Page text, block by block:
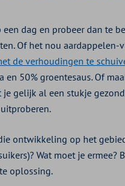
dag en probeer dan te
Of het nou
de verhoudingen te
en 50% groentesaus. Of
gelijk al een stukje
uitproberen.
ontwikkeling op het
Wat moet je
oplossing.